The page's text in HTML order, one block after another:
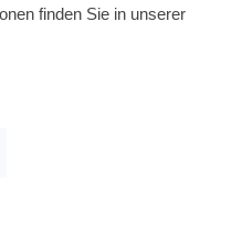
finden Sie in unserer